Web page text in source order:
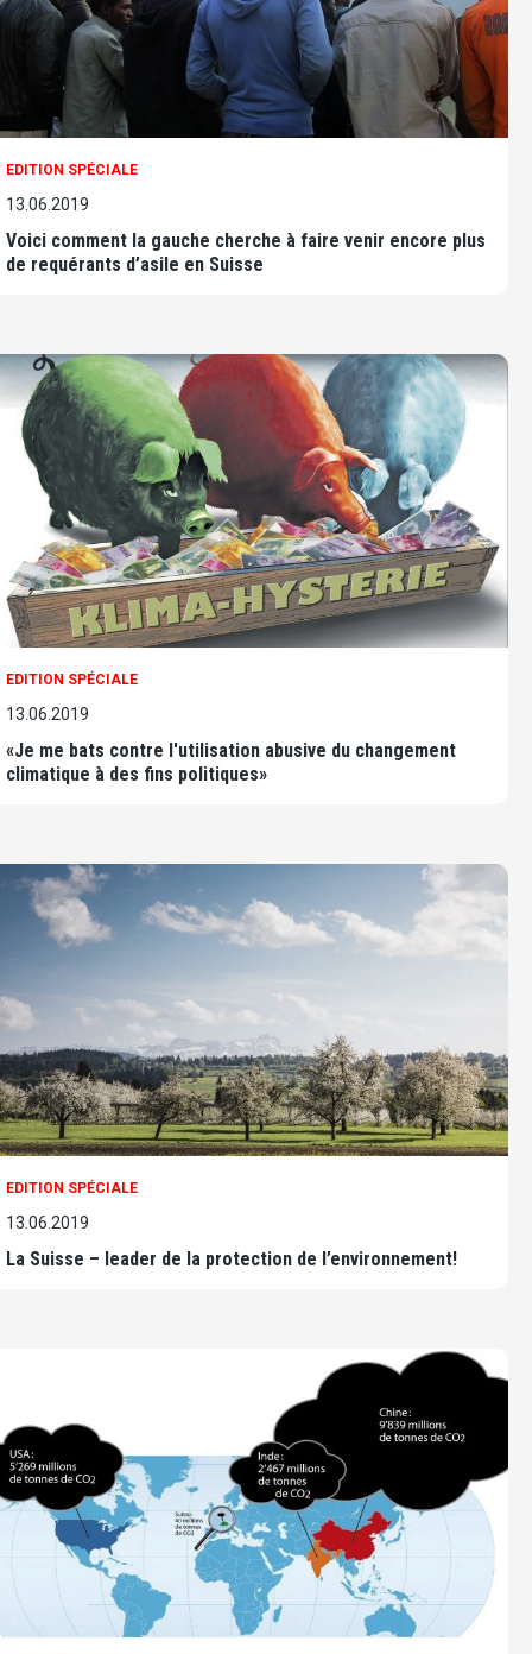
EDITION SPÉCIALE
13.06.2019
Voici comment la gauche cherche à faire venir encore plus
de requérants d’asile en Suisse
EDITION SPÉCIALE
13.06.2019
«Je me bats contre l'utilisation abusive du changement
climatique à des fins politiques»
EDITION SPÉCIALE
13.06.2019
La Suisse – leader de la protection de l’environnement!